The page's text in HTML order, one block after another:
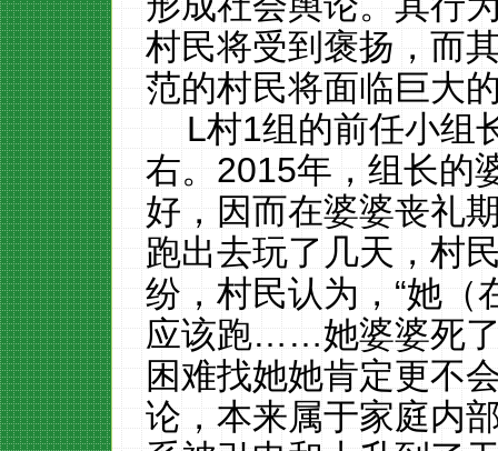
村民将受到褒扬，而
范的村民将面临巨大
L村1组的前任小组
右。2015年，组长的
好，因而在婆婆丧礼
跑出去玩了几天，村
纷，村民认为，“她（
应该跑……她婆婆死
困难找她她肯定更不
论，本来属于家庭内